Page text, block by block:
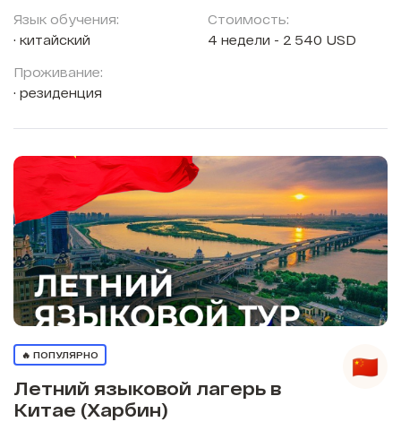
Язык обучения:
китайский
Проживание:
резиденция
Стоимость:
4 недели - 2 540 USD
🔥 ПОПУЛЯРНО
Летний языковой лагерь в
Китае (Харбин)